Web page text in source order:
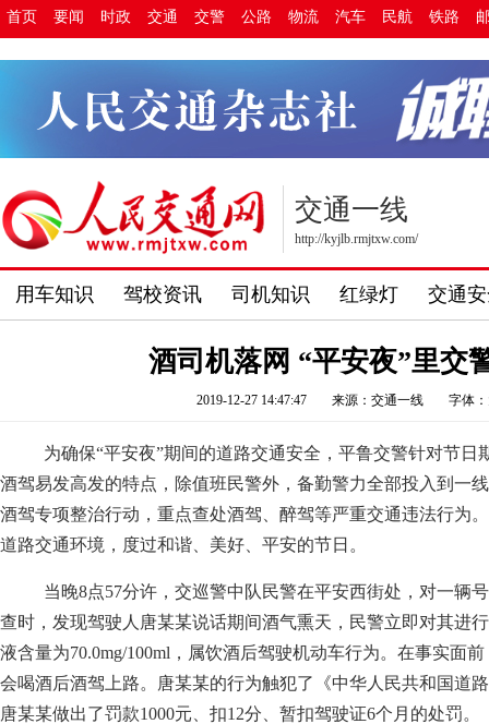
首页 要闻 时政 交通 交警 公路 物流 汽车 民航 铁路
交通一线
http://kyjlb.rmjtxw.com/
用车知识 驾校资讯 司机知识 红绿灯 交通
酒司机落网 “平安夜”里交
2019-12-27 14:47:47 来源：交通一线 字体：
为确保“平安夜”期间的道路交通安全，平鲁交警针对节日
酒驾易发高发的特点，除值班民警外，备勤警力全部投入到一
酒驾专项整治行动，重点查处酒驾、醉驾等严重交通违法行为
道路交通环境，度过和谐、美好、平安的节日。
当晚8点57分许，交巡警中队民警在平安西街处，对一辆
查时，发现驾驶人唐某某说话期间酒气熏天，民警立即对其进
液含量为70.0mg/100ml，属饮酒后驾驶机动车行为。在事实面
会喝酒后酒驾上路。唐某某的行为触犯了《中华人民共和国道
唐某某做出了罚款1000元、扣12分、暂扣驾驶证6个月的处罚。